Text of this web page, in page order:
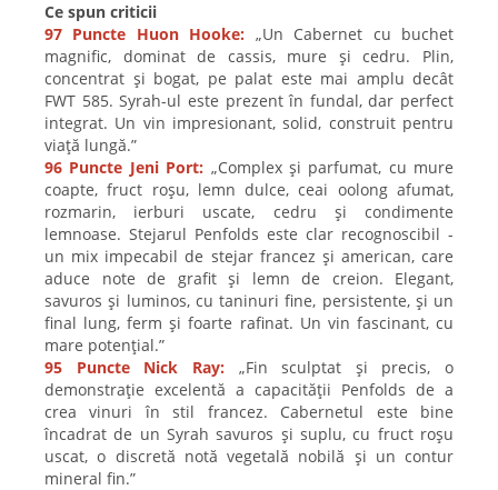
Ce spun criticii
97 Puncte Huon Hooke: „Un Cabernet cu buchet
magnific, dominat de cassis, mure și cedru. Plin,
concentrat și bogat, pe palat este mai amplu decât
FWT 585. Syrah-ul este prezent în fundal, dar perfect
integrat. Un vin impresionant, solid, construit pentru
viață lungă.”
96 Puncte Jeni Port: „Complex și parfumat, cu mure
coapte, fruct roșu, lemn dulce, ceai oolong afumat,
rozmarin, ierburi uscate, cedru și condimente
lemnoase. Stejarul Penfolds este clar recognoscibil -
un mix impecabil de stejar francez și american, care
aduce note de grafit și lemn de creion. Elegant,
savuros și luminos, cu taninuri fine, persistente, și un
final lung, ferm și foarte rafinat. Un vin fascinant, cu
mare potențial.”
95 Puncte Nick Ray:„Fin sculptat și precis, o
demonstrație excelentă a capacității Penfolds de a
crea vinuri în stil francez. Cabernetul este bine
încadrat de un Syrah savuros și suplu, cu fruct roșu
uscat, o discretă notă vegetală nobilă și un contur
mineral fin.”